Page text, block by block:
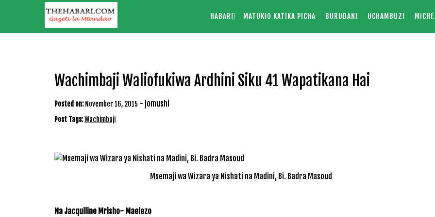
HABARI MATUKIO KATIKA PICHA BURUDANI UCHAMBUZI
Wachimbaji Waliofukiwa Ardhini Siku 41 Wapatikana Hai
Posted on: November 16, 2015 - jomushi
Post Tags:Wachimbaji
Msemaji wa Wizara ya Nishati na Madini, Bi. Badra Masoud
Na Jacquiline Mrisho- Maelezo